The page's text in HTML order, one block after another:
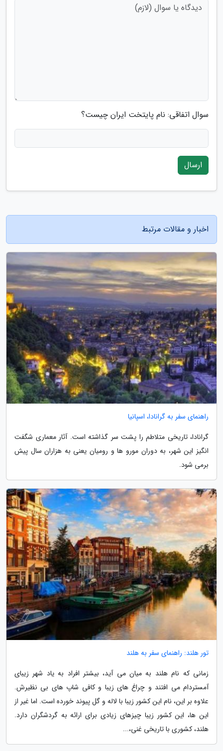
سوال اتفاقی: نام پایتخت ایران چیست؟
ارسال
اخبار و مقالات مرتبط
راهنمای سفر به گرانادا، اسپانیا
گرانادا، تاریخی متلاطم را پشت سر گذاشته است. آثار معماری شگفت
انگیز این شهر، به دوران مورو ها و رومیان یعنی به هزاران سال پیش
برمی شود.
تور هلند: راهنمای سفر به هلند
زمانی که نام هلند به میان می آید، بیشتر افراد به یاد شهر زیبای
آمستردام می افتند و چراغ های زیبا و کافی شاپ های بی نظیرش.
علاوه بر این، نام این کشور زیبا با لاله و گل پیوند خورده است. اما غیر از
این ها، این کشور زیبا چیزهای زیادی برای ارائه به گردشگران دارد.
هلند، کشوری با تاریخی غنی،...